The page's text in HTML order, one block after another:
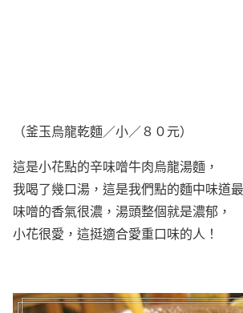
（釜玉烏龍乾麵／小／８０元）
這是小花點的辛味噌牛肉烏龍湯麵，
我喝了幾口湯，這是我們點的麵中味道
味噌的香氣很濃，湯頭整個就是濃郁，
小花很愛，這挺適合愛重口味的人！